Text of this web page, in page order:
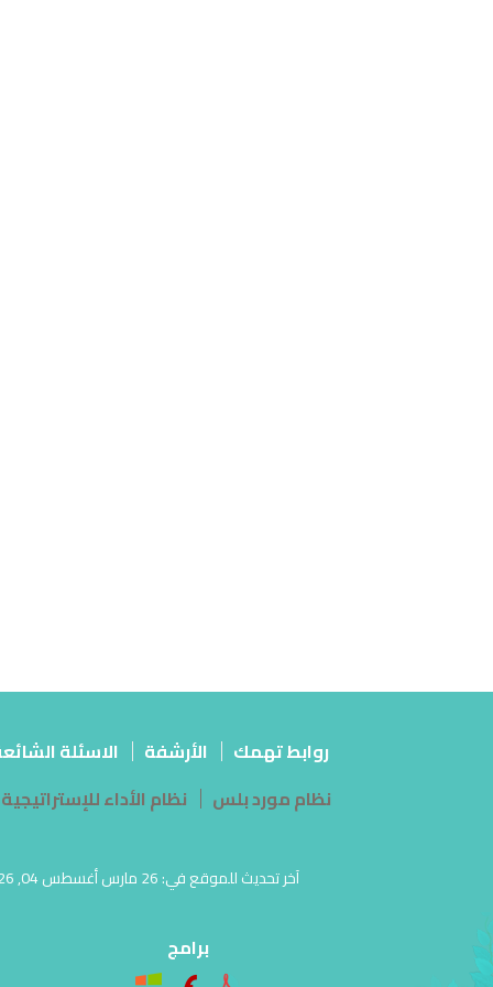
روابط تهمك الأرشفة الاسئلة
نظام مورد بلس
نظام الأداء للإستراتيجية
برامج